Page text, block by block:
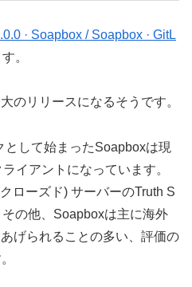
· Soapbox / Soapbox · GitL
。
のリリースになるそうです。
して始まったSoapboxは現
イアントになっています。
ローズド) サーバーのTruth S
の他、Soapboxは主に海外
げられることの多い、評価の